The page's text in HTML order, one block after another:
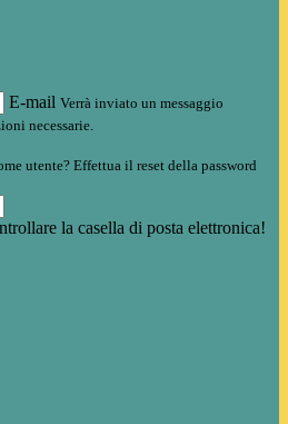
E-mail Verrà inviato un messaggio
necessarie.
utente? Effettua il reset della password
la casella di posta elettronica!